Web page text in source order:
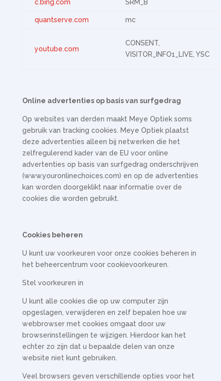
c.bing.com SRM_B
quantserve.com mc
youtube.com
CONSENT,
VISITOR_INFO1_LIVE, YSC
Online advertenties op basis van surfgedrag
Op websites van derden maakt Meye Optiek soms
gebruik van tracking cookies. Meye Optiek plaatst
deze advertenties alleen bij netwerken die het
zelfregulerend kader van de EU voor online
advertenties op basis van surfgedrag onderschrijven
(www.youronlinechoices.com) en op de advertenties
kan worden doorgeklikt naar informatie over de
cookies die worden gebruikt.
Cookies beheren
U kunt uw voorkeuren voor onze cookies beheren in
het beheercentrum voor cookievoorkeuren.
Stel voorkeuren in
U kunt alle cookies die op uw computer zijn
opgeslagen, verwijderen en zelf bepalen hoe uw
webbrowser met cookies omgaat door uw
browserinstellingen te wijzigen. Hierdoor kan het
echter zo zijn dat u bepaalde delen van onze
website niet kunt gebruiken.
Veel browsers geven verschillende opties voor het